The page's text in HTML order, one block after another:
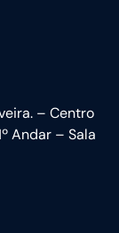
– Centro
Andar – Sala